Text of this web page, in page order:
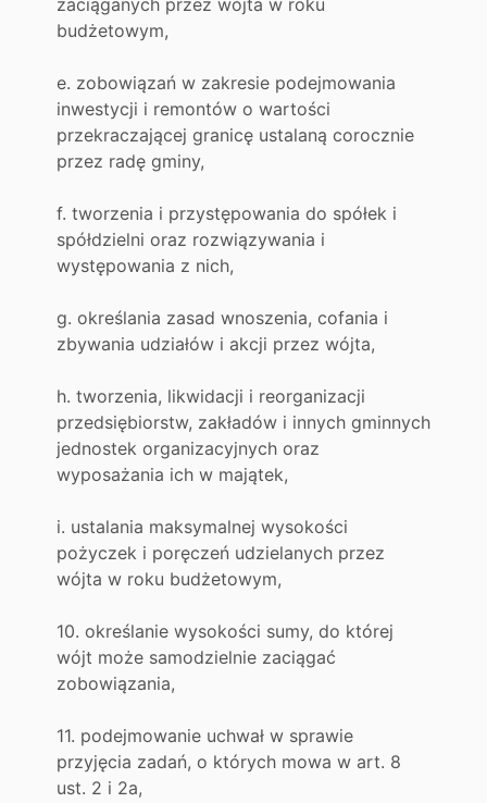
zaciąganych przez wójta w roku
budżetowym,
e. zobowiązań w zakresie podejmowania
inwestycji i remontów o wartości
przekraczającej granicę ustalaną corocznie
przez radę gminy,
f. tworzenia i przystępowania do spółek i
spółdzielni oraz rozwiązywania i
występowania z nich,
g. określania zasad wnoszenia, cofania i
zbywania udziałów i akcji przez wójta,
h. tworzenia, likwidacji i reorganizacji
przedsiębiorstw, zakładów i innych gminnych
jednostek organizacyjnych oraz
wyposażania ich w majątek,
i. ustalania maksymalnej wysokości
pożyczek i poręczeń udzielanych przez
wójta w roku budżetowym,
10. określanie wysokości sumy, do której
wójt może samodzielnie zaciągać
zobowiązania,
11. podejmowanie uchwał w sprawie
przyjęcia zadań, o których mowa w art. 8
ust. 2 i 2a,